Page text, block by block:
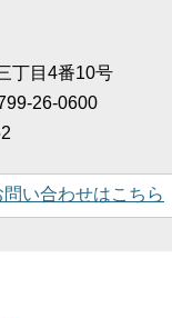
丁目4番10号
26-0600
問い合わせはこちら